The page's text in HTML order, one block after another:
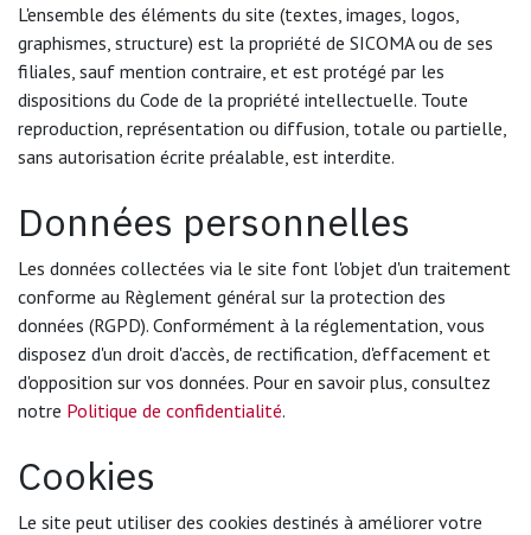
L'ensemble des éléments du site (textes, images, logos,
graphismes, structure) est la propriété de SICOMA ou de ses
filiales, sauf mention contraire, et est protégé par les
dispositions du Code de la propriété intellectuelle. Toute
reproduction, représentation ou diffusion, totale ou partielle,
sans autorisation écrite préalable, est interdite.
Données personnelles
Les données collectées via le site font l'objet d'un traitement
conforme au Règlement général sur la protection des
données (RGPD). Conformément à la réglementation, vous
disposez d'un droit d'accès, de rectification, d'effacement et
d'opposition sur vos données. Pour en savoir plus, consultez
notre Politique de confidentialité.
Cookies
Le site peut utiliser des cookies destinés à améliorer votre